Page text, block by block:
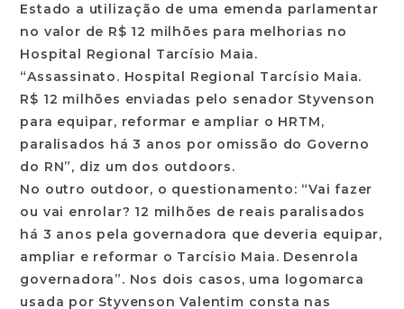
Estado a utilização de uma emenda parlamentar
no valor de R$ 12 milhões para melhorias no
Hospital Regional Tarcísio Maia.
“Assassinato. Hospital Regional Tarcísio Maia.
R$ 12 milhões enviadas pelo senador Styvenson
para equipar, reformar e ampliar o HRTM,
paralisados há 3 anos por omissão do Governo
do RN”, diz um dos outdoors.
No outro outdoor, o questionamento: “Vai fazer
ou vai enrolar? 12 milhões de reais paralisados
há 3 anos pela governadora que deveria equipar,
ampliar e reformar o Tarcísio Maia. Desenrola
governadora”. Nos dois casos, uma logomarca
usada por Styvenson Valentim consta nas